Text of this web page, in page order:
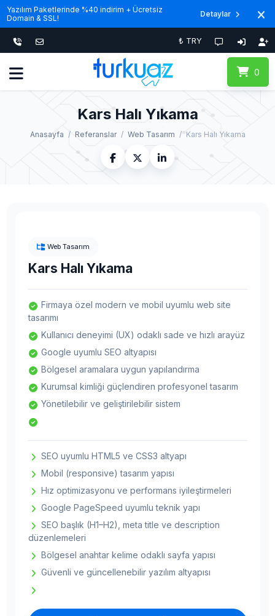
Yazılım Paketlerinde %40 indirim + Ücretsiz
Domain & SSL!
Detaylar
₺ TRY
0
Kars Halı Yıkama
Anasayfa Referanslar Web Tasarım Kars Halı Yıkama
Web Tasarım
Kars Halı Yıkama
Firmaya özel modern ve mobil uyumlu web site
tasarımı
Kullanıcı deneyimi (UX) odaklı sade ve hızlı arayüz
Google uyumlu SEO altyapısı
Bölgesel aramalara uygun yapılandırma
Kurumsal kimliği güçlendiren profesyonel tasarım
Yönetilebilir ve geliştirilebilir sistem
SEO uyumlu HTML5 ve CSS3 altyapı
Mobil (responsive) tasarım yapısı
Hız optimizasyonu ve performans iyileştirmeleri
Google PageSpeed uyumlu teknik yapı
SEO başlık (H1–H2), meta title ve description
düzenlemeleri
Bölgesel anahtar kelime odaklı sayfa yapısı
Güvenli ve güncellenebilir yazılım altyapısı